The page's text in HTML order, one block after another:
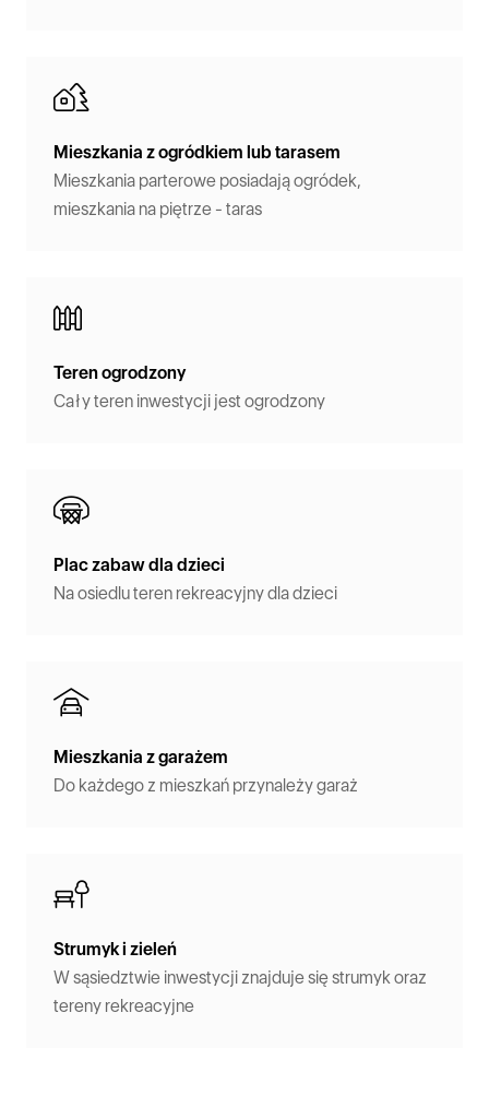
Mieszkania z ogródkiem lub tarasem
Mieszkania parterowe posiadają ogródek,
mieszkania na piętrze - taras
Teren ogrodzony
Cały teren inwestycji jest ogrodzony
Plac zabaw dla dzieci
Na osiedlu teren rekreacyjny dla dzieci
Mieszkania z garażem
Do każdego z mieszkań przynależy garaż
Strumyk i zieleń
W sąsiedztwie inwestycji znajduje się strumyk oraz
tereny rekreacyjne